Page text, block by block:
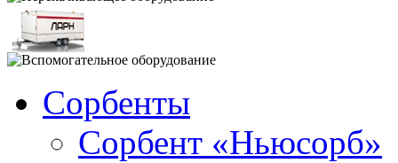
Сорбенты
Сорбент «Ньюсорб»